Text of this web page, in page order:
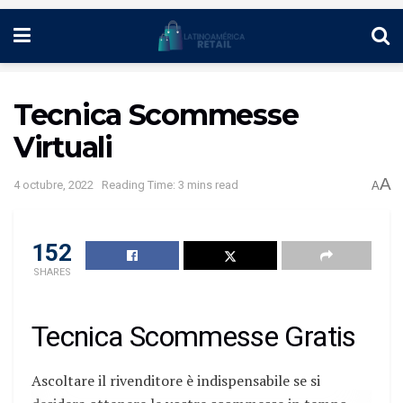
Tecnica Scommesse
Virtuali
4 octubre, 2022 Reading Time: 3 mins read AA
152
SHARES
Tecnica Scommesse Gratis
Ascoltare il rivenditore è indispensabile se si